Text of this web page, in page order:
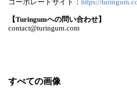
コーポレートサイト： https://
【Turingumへの問い合わせ】
contact@turingum.com
すべての画像